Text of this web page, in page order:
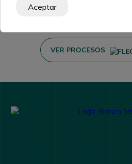
Aceptar
VER PROCESOS